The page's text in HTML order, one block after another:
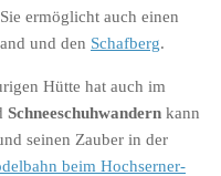
ermöglicht auch einen
und den Schafberg.
Hütte hat auch im
Schneeschuhwandern kann
seinen Zauber in der
beim Hochserner-